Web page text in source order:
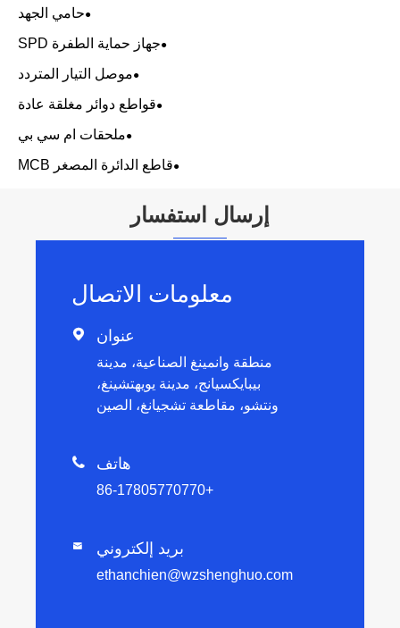
حامي الجهد
جهاز حماية الطفرة SPD
موصل التيار المتردد
قواطع دوائر مغلقة عادة
ملحقات ام سي بي
قاطع الدائرة المصغر MCB
إرسال استفسار
معلومات الاتصال
 عنوان
منطقة وانمينغ الصناعية، مدينة
بيبايكسيانج، مدينة يويهتشينغ،
ونتشو، مقاطعة تشجيانغ، الصين
 هاتف
+86-17805770770
 بريد إلكتروني
ethanchien@wzshenghuo.com